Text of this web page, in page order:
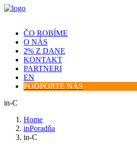
ČO ROBÍME
O NÁS
2% Z DANE
KONTAKT
PARTNERI
EN
PODPORTE NÁS
in-C
Home
inPoradňa
in-C